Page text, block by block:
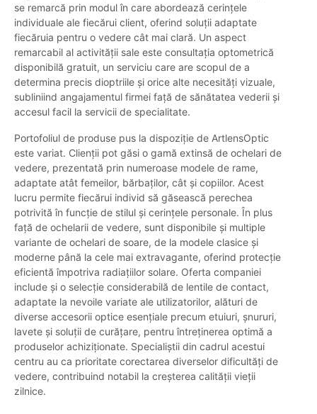
se remarcă prin modul în care abordează cerințele
individuale ale fiecărui client, oferind soluții adaptate
fiecăruia pentru o vedere cât mai clară. Un aspect
remarcabil al activității sale este consultația optometrică
disponibilă gratuit, un serviciu care are scopul de a
determina precis dioptriile și orice alte necesități vizuale,
subliniind angajamentul firmei față de sănătatea vederii și
accesul facil la servicii de specialitate.
Portofoliul de produse pus la dispoziție de ArtlensOptic
este variat. Clienții pot găsi o gamă extinsă de ochelari de
vedere, prezentată prin numeroase modele de rame,
adaptate atât femeilor, bărbaților, cât și copiilor. Acest
lucru permite fiecărui individ să găsească perechea
potrivită în funcție de stilul și cerințele personale. În plus
față de ochelarii de vedere, sunt disponibile și multiple
variante de ochelari de soare, de la modele clasice și
moderne până la cele mai extravagante, oferind protecție
eficientă împotriva radiațiilor solare. Oferta companiei
include și o selecție considerabilă de lentile de contact,
adaptate la nevoile variate ale utilizatorilor, alături de
diverse accesorii optice esențiale precum etuiuri, șnururi,
lavete și soluții de curățare, pentru întreținerea optimă a
produselor achiziționate. Specialiștii din cadrul acestui
centru au ca prioritate corectarea diverselor dificultăți de
vedere, contribuind notabil la creșterea calității vieții
zilnice.